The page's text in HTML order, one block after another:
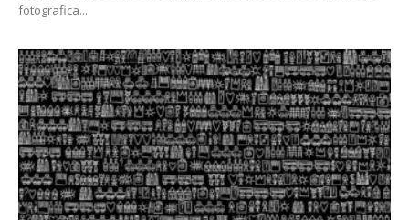
fotografica...